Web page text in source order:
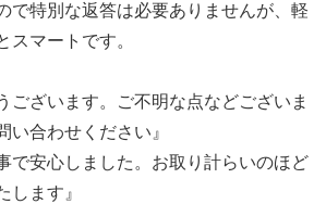
で特別な返答は必要ありませんが、軽
スマートです。
ございます。ご不明な点などございま
い合わせください』
で安心しました。お取り計らいのほど
します』